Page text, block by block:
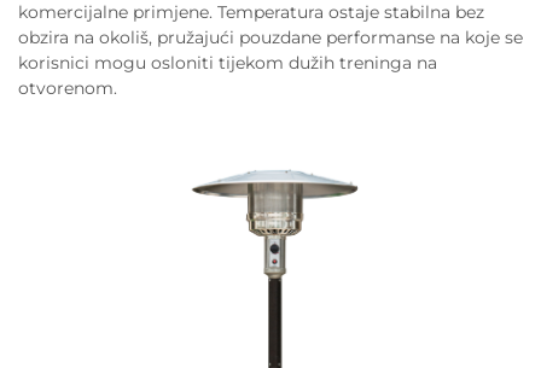
komercijalne primjene. Temperatura ostaje stabilna bez
obzira na okoliš, pružajući pouzdane performanse na koje se
korisnici mogu osloniti tijekom dužih treninga na
otvorenom.